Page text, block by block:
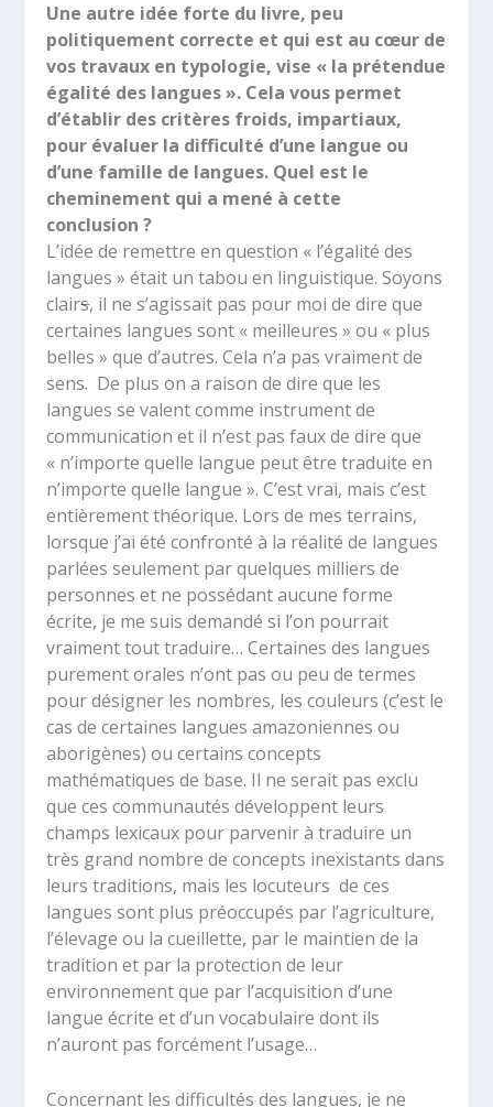
Une autre idée forte du livre, peu
politiquement correcte et qui est au cœur de
vos travaux en typologie, vise « la prétendue
égalité des langues ». Cela vous permet
d’établir des critères froids, impartiaux,
pour évaluer la difficulté d’une langue ou
d’une famille de langues. Quel est le
cheminement qui a mené à cette
conclusion ?
L’idée de remettre en question « l’égalité des
langues » était un tabou en linguistique. Soyons
clairs, il ne s’agissait pas pour moi de dire que
certaines langues sont « meilleures » ou « plus
belles » que d’autres. Cela n’a pas vraiment de
sens. De plus on a raison de dire que les
langues se valent comme instrument de
communication et il n’est pas faux de dire que
« n’importe quelle langue peut être traduite en
n’importe quelle langue ». C’est vrai, mais c’est
entièrement théorique. Lors de mes terrains,
lorsque j’ai été confronté à la réalité de langues
parlées seulement par quelques milliers de
personnes et ne possédant aucune forme
écrite, je me suis demandé si l’on pourrait
vraiment tout traduire… Certaines des langues
purement orales n’ont pas ou peu de termes
pour désigner les nombres, les couleurs (c’est le
cas de certaines langues amazoniennes ou
aborigènes) ou certains concepts
mathématiques de base. Il ne serait pas exclu
que ces communautés développent leurs
champs lexicaux pour parvenir à traduire un
très grand nombre de concepts inexistants dans
leurs traditions, mais les locuteurs de ces
langues sont plus préoccupés par l’agriculture,
l’élevage ou la cueillette, par le maintien de la
tradition et par la protection de leur
environnement que par l’acquisition d’une
langue écrite et d’un vocabulaire dont ils
n’auront pas forcément l’usage…
Concernant les difficultés des langues, je ne